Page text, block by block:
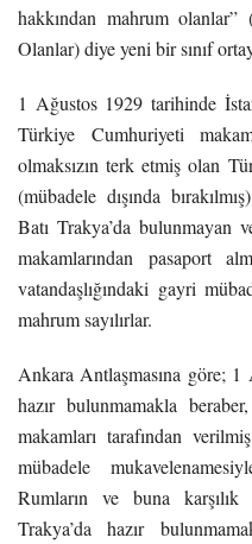
hakkından mahrum
Olanlar) diye yeni bir sınıf
1 Ağustos 1929 tarihinde
Türkiye Cumhuriyeti
olmaksızın terk etmiş olan
(mübadele dışında
Batı Trakya’da bulunmayan
makamlarından pasaport
vatandaşlığındaki gayri
mahrum sayılırlar.
Ankara Antlaşmasına göre;
hazır bulunmamakla
makamları tarafından
mübadele
Rumların ve buna
Trakya’da hazır